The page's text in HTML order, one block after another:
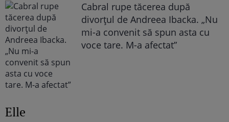
Cabral rupe tăcerea după
divorțul de Andreea Ibacka. „Nu
mi-a convenit să spun asta cu
voce tare. M-a afectat”
Elle